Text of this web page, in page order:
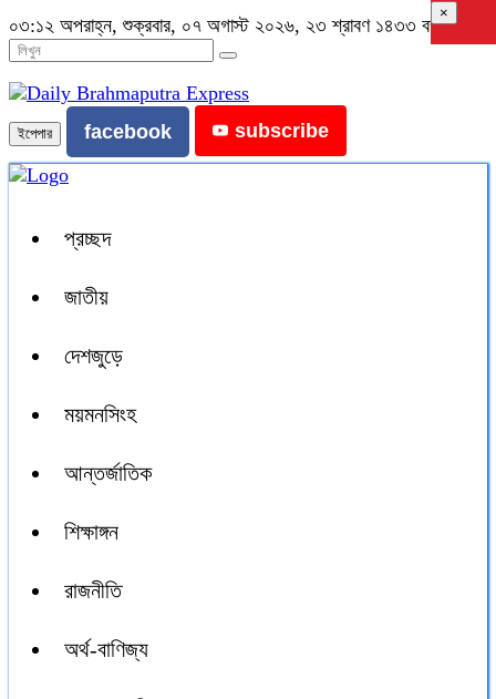
০৩:১২ অপরাহ্ন, শুক্রবার, ০৭ অগাস্ট ২০২৬, ২৩ শ্রাবণ ১৪৩৩ বঙ্গাব্দ
ইপেপার facebook subscribe
প্রচ্ছদ
জাতীয়
দেশজুড়ে
ময়মনসিংহ
আন্তর্জাতিক
শিক্ষাঙ্গন
রাজনীতি
অর্থ-বাণিজ্য
×